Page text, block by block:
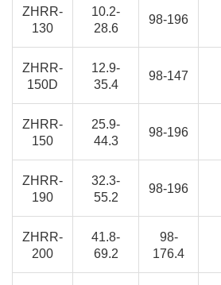
ZHRR-
130
10.2-
28.6
98-196
ZHRR-
150D
12.9-
35.4
98-147
ZHRR-
150
25.9-
44.3
98-196
ZHRR-
190
32.3-
55.2
98-196
ZHRR-
200
41.8-
69.2
98-
176.4